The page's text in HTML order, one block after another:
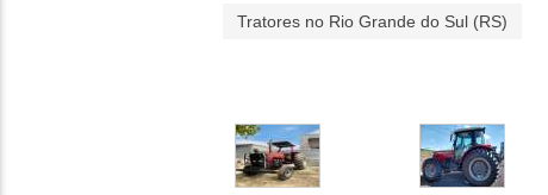
Tratores no Rio Grande do Sul (RS)